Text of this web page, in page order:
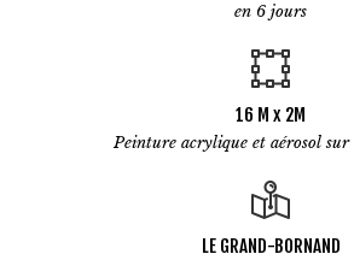
en 6 jours
16 M x 2M
Peinture acrylique et aérosol
LE GRAND-BORNAND